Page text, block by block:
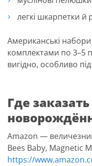
легкі шкарпетки й
Американські
комплектами по 3–5
вигідно, особливо
Где
Amazon —
Bees Baby, Magnetic
https://